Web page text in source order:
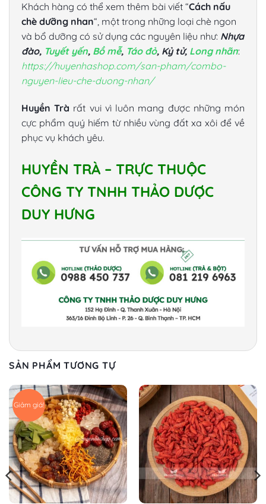
Khách hàng có thể xem thêm bài viết “Cách nấu
chè dưỡng nhan“, một trong những loại chè ngon
và bổ dưỡng có sử dụng các nguyên liệu như: Nhựa
đào, Tuyết yến, Bồ mễ, Táo đỏ, Kỷ tử, Long nhãn:
https://huyenhashop.com/san-pham/combo-
nguyen-lieu-che-duong-nhan/
Huyền Trà rất vui vì luôn mang được những món
cực phẩm quý hiếm từ nhiều vùng đất xa xôi để về
phục vụ khách yêu.
HUYỀN TRÀ – TRỰC THUỘC
CÔNG TY TNHH THẢO DƯỢC
DUY HƯNG
SẢN PHẨM TƯƠNG TỰ
Giảm giá!